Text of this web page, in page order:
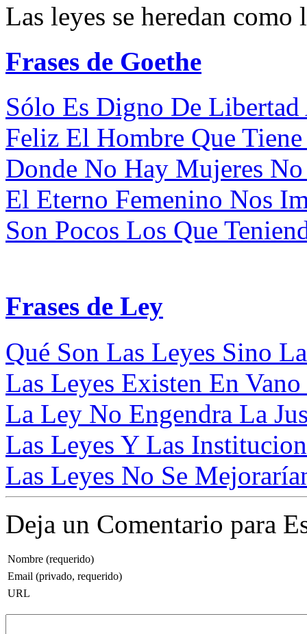
Las leyes se heredan como
Frases de Goethe
Sólo Es Digno De Libertad
Feliz El Hombre Que
Donde No Hay Mujeres
El Eterno Femenino Nos
Son Pocos Los Que
Frases de Ley
Qué Son Las Leyes Sino
Las Leyes Existen En
La Ley No Engendra La
Las Leyes Y Las
Las Leyes No Se
Deja un Comentario para
Nombre (requerido)
Email (privado, requerido)
URL